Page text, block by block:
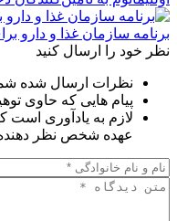
برنامه سازمان غذا و دارو
نظر خود را ارسال کنید
نظرات ارسال شده
پیام هایی که حاوی
لازم به یادآوری
عهده شخص نظر دهنده